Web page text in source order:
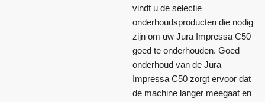
vindt u de selectie
onderhoudsproducten die nodig
zijn om uw Jura Impressa C50
goed te onderhouden. Goed
onderhoud van de Jura
Impressa C50 zorgt ervoor dat
de machine langer meegaat en